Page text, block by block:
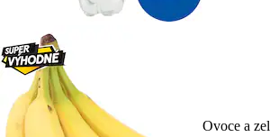
Ovoce a